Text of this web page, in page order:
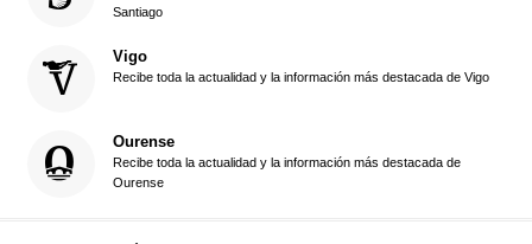
Santiago
Vigo
Recibe toda la actualidad y la información más destacada de Vigo
Ourense
Recibe toda la actualidad y la información más destacada de
Ourense